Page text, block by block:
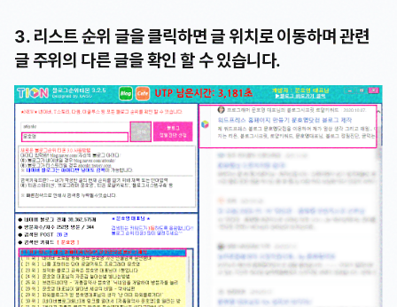
3. 리스트 순위 글을 클릭하면 글 위치로 이동하며 관련
글 주위의 다른 글을 확인 할 수 있습니다.